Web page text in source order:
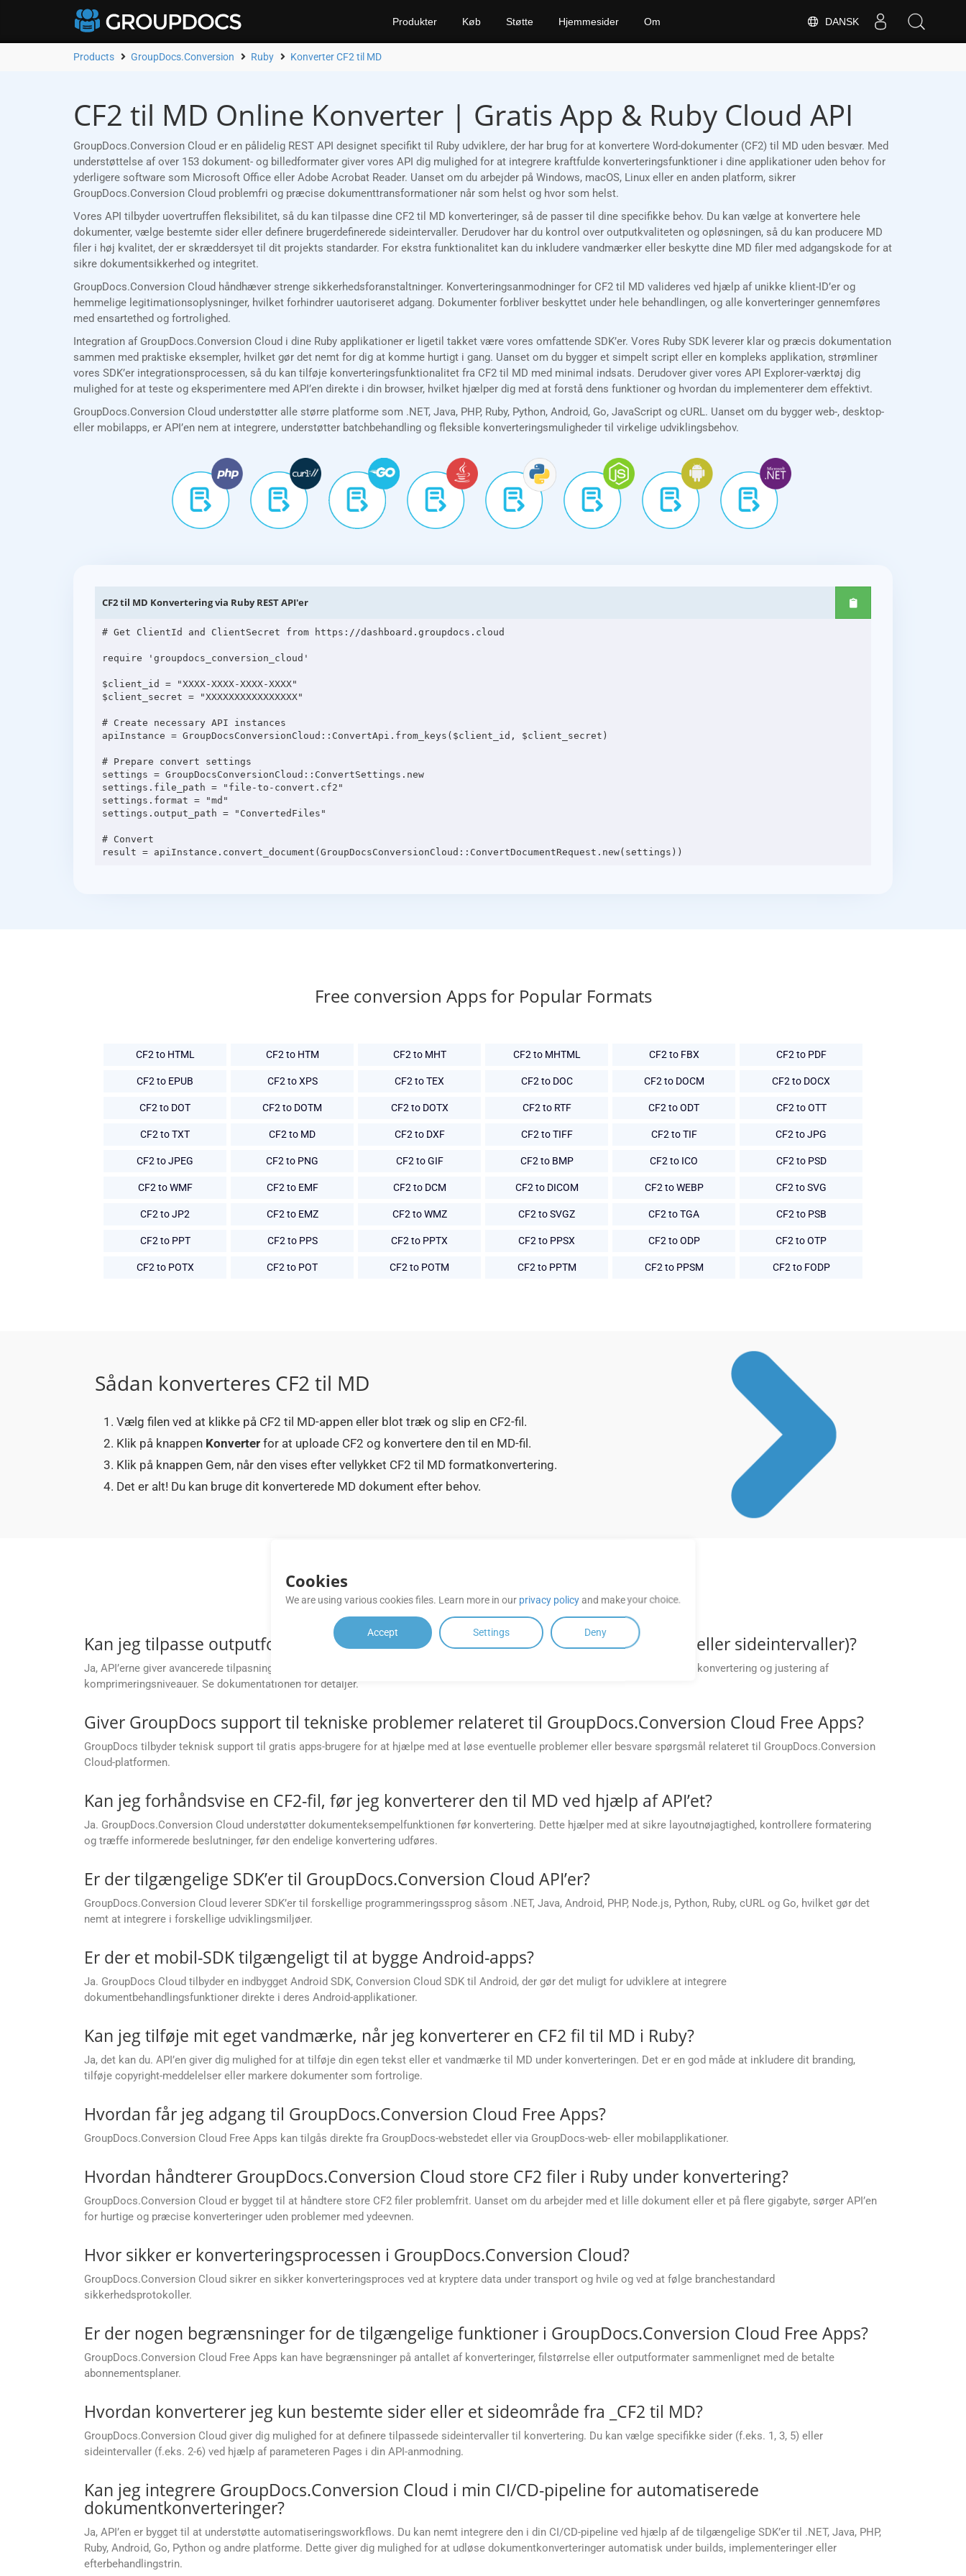
DANSK
Produkter Køb Støtte Hjemmesider Om
Products GroupDocs.Conversion Ruby Konverter CF2 til MD
CF2 til MD Online Konverter | Gratis App & Ruby Cloud API
GroupDocs.Conversion Cloud er en pålidelig REST API designet specifikt til Ruby udviklere, der har brug for at konvertere Word-dokumenter (CF2) til MD uden besvær. Med
understøttelse af over 153 dokument- og billedformater giver vores API dig mulighed for at integrere kraftfulde konverteringsfunktioner i dine applikationer uden behov for
yderligere software som Microsoft Office eller Adobe Acrobat Reader. Uanset om du arbejder på Windows, macOS, Linux eller en anden platform, sikrer
GroupDocs.Conversion Cloud problemfri og præcise dokumenttransformationer når som helst og hvor som helst.
Vores API tilbyder uovertruffen fleksibilitet, så du kan tilpasse dine CF2 til MD konverteringer, så de passer til dine specifikke behov. Du kan vælge at konvertere hele
dokumenter, vælge bestemte sider eller definere brugerdefinerede sideintervaller. Derudover har du kontrol over outputkvaliteten og opløsningen, så du kan producere MD
filer i høj kvalitet, der er skræddersyet til dit projekts standarder. For ekstra funktionalitet kan du inkludere vandmærker eller beskytte dine MD filer med adgangskode for at
sikre dokumentsikkerhed og integritet.
GroupDocs.Conversion Cloud håndhæver strenge sikkerhedsforanstaltninger. Konverteringsanmodninger for CF2 til MD valideres ved hjælp af unikke klient-ID’er og
hemmelige legitimationsoplysninger, hvilket forhindrer uautoriseret adgang. Dokumenter forbliver beskyttet under hele behandlingen, og alle konverteringer gennemføres
med ensartethed og fortrolighed.
Integration af GroupDocs.Conversion Cloud i dine Ruby applikationer er ligetil takket være vores omfattende SDK’er. Vores Ruby SDK leverer klar og præcis dokumentation
sammen med praktiske eksempler, hvilket gør det nemt for dig at komme hurtigt i gang. Uanset om du bygger et simpelt script eller en kompleks applikation, strømliner
vores SDK’er integrationsprocessen, så du kan tilføje konverteringsfunktionalitet fra CF2 til MD med minimal indsats. Derudover giver vores API Explorer-værktøj dig
mulighed for at teste og eksperimentere med API’en direkte i din browser, hvilket hjælper dig med at forstå dens funktioner og hvordan du implementerer dem effektivt.
GroupDocs.Conversion Cloud understøtter alle større platforme som .NET, Java, PHP, Ruby, Python, Android, Go, JavaScript og cURL. Uanset om du bygger web-, desktop-
eller mobilapps, er API’en nem at integrere, understøtter batchbehandling og fleksible konverteringsmuligheder til virkelige udviklingsbehov.
CF2 til MD Konvertering via Ruby REST API'er
# Get ClientId and ClientSecret from https://dashboard.groupdocs.cloud
require 'groupdocs_conversion_cloud'
$client_id = "XXXX-XXXX-XXXX-XXXX"
$client_secret = "XXXXXXXXXXXXXXXX"
# Create necessary API instances
apiInstance = GroupDocsConversionCloud::ConvertApi.from_keys($client_id, $client_secret)
# Prepare convert settings
settings = GroupDocsConversionCloud::ConvertSettings.new
settings.file_path = "file-to-convert.cf2"
settings.format = "md"
settings.output_path = "ConvertedFiles"
# Convert
Free conversion Apps for Popular Formats
CF2 to HTML CF2 to HTM CF2 to MHT CF2 to MHTML CF2 to FBX CF2 to PDF
CF2 to EPUB CF2 to XPS CF2 to TEX CF2 to DOC CF2 to DOCM CF2 to DOCX
CF2 to DOT CF2 to DOTM CF2 to DOTX CF2 to RTF CF2 to ODT CF2 to OTT
CF2 to TXT CF2 to MD CF2 to DXF CF2 to TIFF CF2 to TIF CF2 to JPG
CF2 to JPEG CF2 to PNG CF2 to GIF CF2 to BMP CF2 to ICO CF2 to PSD
CF2 to WMF CF2 to EMF CF2 to DCM CF2 to DICOM CF2 to WEBP CF2 to SVG
CF2 to JP2 CF2 to EMZ CF2 to WMZ CF2 to SVGZ CF2 to TGA CF2 to PSB
CF2 to PPT CF2 to PPS CF2 to PPTX CF2 to PPSX CF2 to ODP CF2 to OTP
CF2 to POTX CF2 to POT CF2 to POTM CF2 to PPTM CF2 to PPSM CF2 to FODP
Sådan konverteres CF2 til MD
Vælg filen ved at klikke på CF2 til MD-appen eller blot træk og slip en CF2-fil.
Klik på knappen Konverter for at uploade CF2 og konvertere den til en MD-fil.
Klik på knappen Gem, når den vises efter vellykket CF2 til MD formatkonvertering.
Det er alt! Du kan bruge dit konverterede MD dokument efter behov.
Kan jeg tilpasse outputformater (f.eks. justere billedkvalitet, PDF-komprimering eller sideintervaller)?
Ja, API’erne giver avancerede tilpasningsmuligheder, såsom indstilling af billedkvalitet for PDF’er, angivelse af sideintervaller for konvertering og justering af
komprimeringsniveauer. Se dokumentationen for detaljer.
Giver GroupDocs support til tekniske problemer relateret til GroupDocs.Conversion Cloud Free Apps?
GroupDocs tilbyder teknisk support til gratis apps-brugere for at hjælpe med at løse eventuelle problemer eller besvare spørgsmål relateret til GroupDocs.Conversion
Cloud-platformen.
Kan jeg forhåndsvise en CF2-fil, før jeg konverterer den til MD ved hjælp af API’et?
Ja. GroupDocs.Conversion Cloud understøtter dokumenteksempelfunktionen før konvertering. Dette hjælper med at sikre layoutnøjagtighed, kontrollere formatering
og træffe informerede beslutninger, før den endelige konvertering udføres.
Er der tilgængelige SDK’er til GroupDocs.Conversion Cloud API’er?
GroupDocs.Conversion Cloud leverer SDK’er til forskellige programmeringssprog såsom .NET, Java, Android, PHP, Node.js, Python, Ruby, cURL og Go, hvilket gør det
nemt at integrere i forskellige udviklingsmiljøer.
Er der et mobil-SDK tilgængeligt til at bygge Android-apps?
Ja. GroupDocs Cloud tilbyder en indbygget Android SDK, Conversion Cloud SDK til Android, der gør det muligt for udviklere at integrere
dokumentbehandlingsfunktioner direkte i deres Android-applikationer.
Kan jeg tilføje mit eget vandmærke, når jeg konverterer en CF2 fil til MD i Ruby?
Ja, det kan du. API’en giver dig mulighed for at tilføje din egen tekst eller et vandmærke til MD under konverteringen. Det er en god måde at inkludere dit branding,
tilføje copyright-meddelelser eller markere dokumenter som fortrolige.
Hvordan får jeg adgang til GroupDocs.Conversion Cloud Free Apps?
GroupDocs.Conversion Cloud Free Apps kan tilgås direkte fra GroupDocs-webstedet eller via GroupDocs-web- eller mobilapplikationer.
Hvordan håndterer GroupDocs.Conversion Cloud store CF2 filer i Ruby under konvertering?
GroupDocs.Conversion Cloud er bygget til at håndtere store CF2 filer problemfrit. Uanset om du arbejder med et lille dokument eller et på flere gigabyte, sørger API’en
for hurtige og præcise konverteringer uden problemer med ydeevnen.
Hvor sikker er konverteringsprocessen i GroupDocs.Conversion Cloud?
GroupDocs.Conversion Cloud sikrer en sikker konverteringsproces ved at kryptere data under transport og hvile og ved at følge branchestandard
sikkerhedsprotokoller.
Er der nogen begrænsninger for de tilgængelige funktioner i GroupDocs.Conversion Cloud Free Apps?
GroupDocs.Conversion Cloud Free Apps kan have begrænsninger på antallet af konverteringer, filstørrelse eller outputformater sammenlignet med de betalte
abonnementsplaner.
Hvordan konverterer jeg kun bestemte sider eller et sideområde fra _CF2 til MD?
GroupDocs.Conversion Cloud giver dig mulighed for at definere tilpassede sideintervaller til konvertering. Du kan vælge specifikke sider (f.eks. 1, 3, 5) eller
sideintervaller (f.eks. 2-6) ved hjælp af parameteren Pages i din API-anmodning.
Kan jeg integrere GroupDocs.Conversion Cloud i min CI/CD-pipeline for automatiserede
dokumentkonverteringer?
Ja, API’en er bygget til at understøtte automatiseringsworkflows. Du kan nemt integrere den i din CI/CD-pipeline ved hjælp af de tilgængelige SDK’er til .NET, Java, PHP,
Ruby, Android, Go, Python og andre platforme. Dette giver dig mulighed for at udløse dokumentkonverteringer automatisk under builds, implementeringer eller
efterbehandlingstrin.
Cookies
We are using various cookies files. Learn more in our privacy policyand make your choice.
Accept Settings Deny